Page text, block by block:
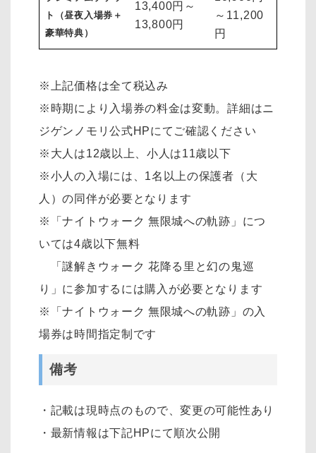
ト（昼夜入場券＋
豪華特典）
13,400円～
13,800円
～11,200
円
※上記価格は全て税込み
※時期により入場券の料金は変動。詳細はニ
ジゲンノモリ公式HPにてご確認ください
※大人は12歳以上、小人は11歳以下
※小人の入場には、1名以上の保護者（大
人）の同伴が必要となります
※「ナイトウォーク 無限城への軌跡」につ
いては4歳以下無料
「謎解きウォーク 花降る里と幻の鬼巡
り」に参加するには購入が必要となります
※「ナイトウォーク 無限城への軌跡」の入
場券は時間指定制です
備考
・記載は現時点のもので、変更の可能性あり
・最新情報は下記HPにて順次公開